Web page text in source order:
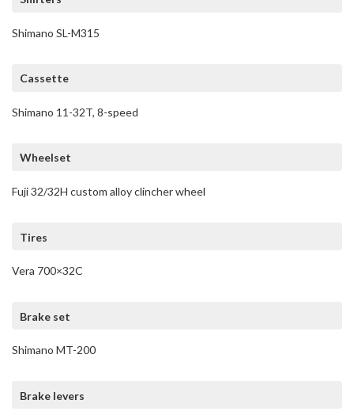
Shimano SL-M315
Cassette
Shimano 11-32T, 8-speed
Wheelset
Fuji 32/32H custom alloy clincher wheel
Tires
Vera 700×32C
Brake set
Shimano MT-200
Brake levers